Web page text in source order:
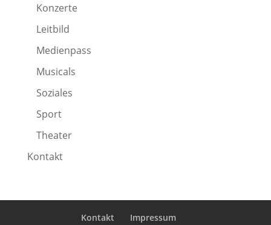
Konzerte
Leitbild
Medienpass
Musicals
Soziales
Sport
Theater
Kontakt
Kontakt Impressum